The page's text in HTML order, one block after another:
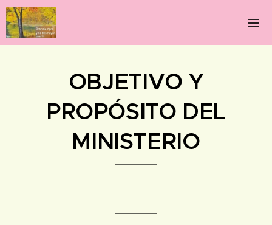
OBJETIVO Y
PROPÓSITO DEL
MINISTERIO